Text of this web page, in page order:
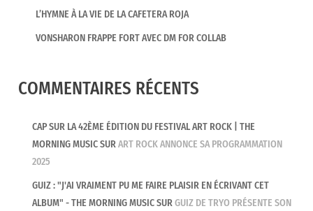
L’HYMNE À LA VIE DE LA CAFETERA ROJA
VONSHARON FRAPPE FORT AVEC DM FOR COLLAB
COMMENTAIRES RÉCENTS
CAP SUR LA 42ÈME ÉDITION DU FESTIVAL ART ROCK | THE
MORNING MUSICSURART ROCK ANNONCE SA PROGRAMMATION
2025
GUIZ : "J'AI VRAIMENT PU ME FAIRE PLAISIR EN ÉCRIVANT CET
ALBUM" - THE MORNING MUSICSURGUIZ DE TRYO PRÉSENTE SON